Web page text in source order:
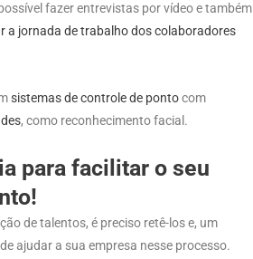
fazer entrevistas por vídeo e também
a jornada de trabalho dos colaboradores
sistemas de controle de pontocom
, como reconhecimento facial.
para facilitar o seu
de talentos, é preciso retê-los e, um
ajudar a sua empresa nesse processo.